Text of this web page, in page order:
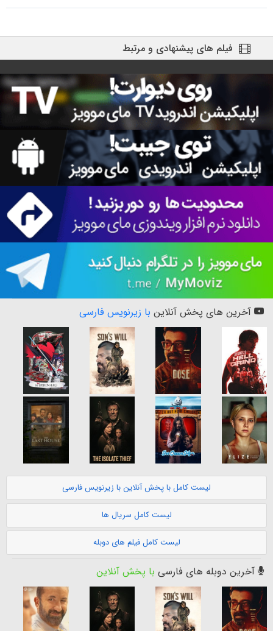
فیلم های پیشنهادی و مرتبط
آخرین های پخش آنلاین با زیرنویس فارسی
لیست کامل با پخش آنلاین با زیرنویس فارسی
لیست کامل سریال ها
لیست کامل فیلم های دوبله
آخرین دوبله های فارسی با پخش آنلاین